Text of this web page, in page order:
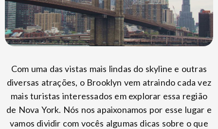
Com uma das vistas mais lindas do skyline e outras
diversas atrações, o Brooklyn vem atraindo cada vez
mais turistas interessados em explorar essa região
de Nova York. Nós nos apaixonamos por esse lugar e
vamos dividir com vocês algumas dicas sobre o que